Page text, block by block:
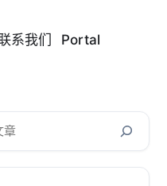
系我们 Portal